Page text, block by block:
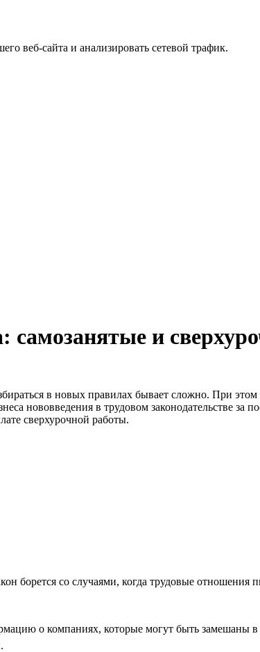
веб-сайта и анализировать сетевой трафик.
самозанятые и
в новых правилах бывает сложно. При
нововведения в трудовом законодательстве за
сверхурочной работы.
борется со случаями, когда трудовые
о компаниях, которые могут быть замешаны